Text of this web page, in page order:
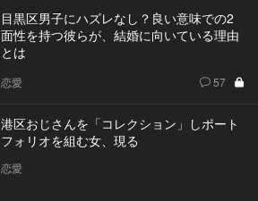
目黒区男子にハズレなし？良い意味での2
面性を持つ彼らが、結婚に向いている理由
とは
恋愛 57
港区おじさんを「コレクション」しポート
フォリオを組む女、現る
恋愛